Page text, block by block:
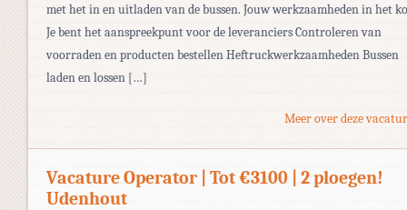
met het in en uitladen van de bussen. Jouw werkzaamheden in het
Je bent het aanspreekpunt voor de leveranciers Controleren van
voorraden en producten bestellen Heftruckwerkzaamheden Bussen
laden en lossen […]
Meer over deze
Vacature Operator | Tot €3100 | 2 ploegen!
Udenhout